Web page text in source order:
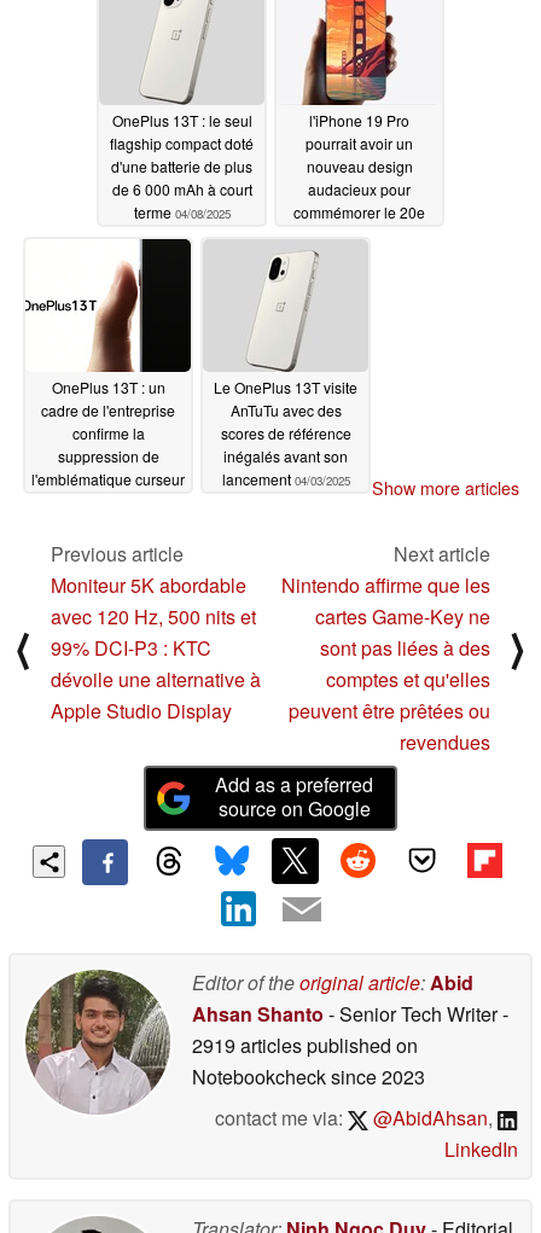
OnePlus 13T : le seul
flagship compact doté
d'une batterie de plus
de 6 000 mAh à court
terme 04/08/2025
l'iPhone 19 Pro
pourrait avoir un
nouveau design
audacieux pour
commémorer le 20e
anniversaire de Apple,
selon un analyste
OnePlus 13T : un
cadre de l'entreprise
confirme la
suppression de
l'emblématique curseur
Le OnePlus 13T visite
AnTuTu avec des
scores de référence
inégalés avant son
lancement 04/03/2025 Show more articles
⟨
Previous article
Moniteur 5K abordable
avec 120 Hz, 500 nits et
99% DCI-P3 : KTC
dévoile une alternative à
Apple Studio Display
Next article
Nintendo affirme que les
cartes Game-Key ne
sont pas liées à des
comptes et qu'elles
peuvent être prêtées ou
revendues
⟩
Add as a preferred
source on Google
Editor of theoriginal article:Abid
Ahsan Shanto - Senior Tech Writer-
2919 articles published on
Notebookchecksince 2023
contact me via:
@AbidAhsan,
LinkedIn